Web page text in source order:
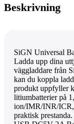
Beskrivning
SiGN Universal
Ladda upp dina
väggladdare från
kan du koppla
produkt uppfyller
litiumbatterier på
ion/IMR/INR/ICR,
praktisk